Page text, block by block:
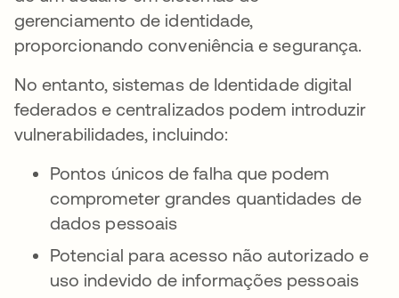
gerenciamento de identidade,
proporcionando conveniência e segurança.
No entanto, sistemas de Identidade digital
federados e centralizados podem introduzir
vulnerabilidades, incluindo:
Pontos únicos de falha que podem
comprometer grandes quantidades de
dados pessoais
Potencial para acesso não autorizado e
uso indevido de informações pessoais